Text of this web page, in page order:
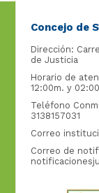
Concejo de
Dirección:
de Justicia
Horario de
12:00m. y
Teléfono
3138157031
Correo
Correo de